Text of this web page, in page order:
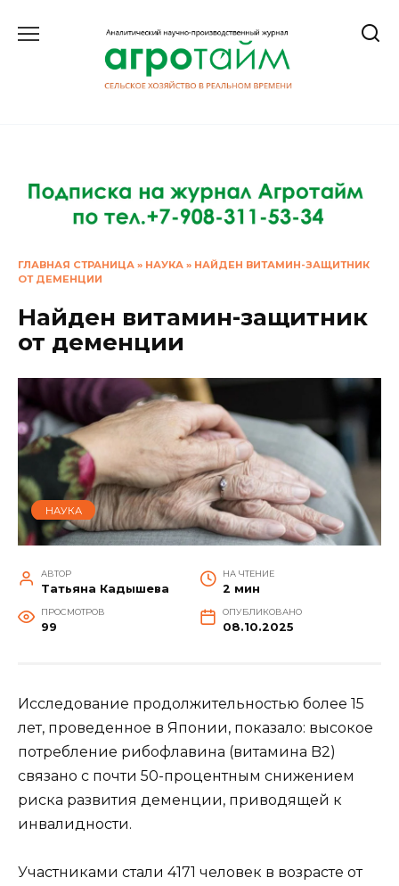
ГЛАВНАЯ СТРАНИЦА » НАУКА » НАЙДЕН ВИТАМИН-ЗАЩИТНИК
ОТ ДЕМЕНЦИИ
Найден витамин-защитник
от деменции
НАУКА
АВТОР
Татьяна Кадышева
НА ЧТЕНИЕ
2 мин
ПРОСМОТРОВ
99
ОПУБЛИКОВАНО
08.10.2025
Исследование продолжительностью более 15
лет, проведенное в Японии, показало: высокое
потребление рибофлавина (витамина B2)
связано с почти 50-процентным снижением
риска развития деменции, приводящей к
инвалидности.
Участниками стали 4171 человек в возрасте от